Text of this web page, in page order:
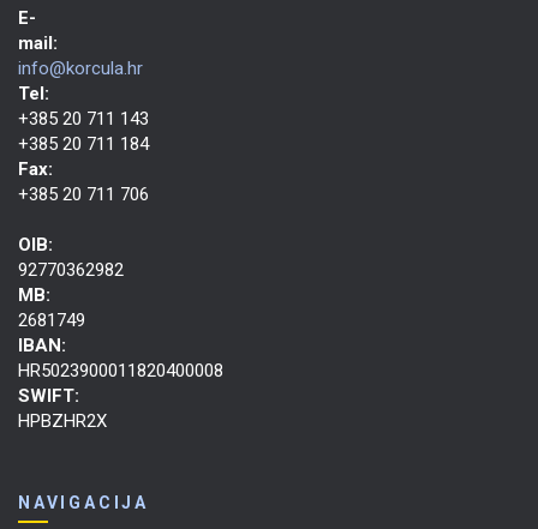
E-
mail:
info@korcula.hr
Tel:
+385 20 711 143
+385 20 711 184
Fax:
+385 20 711 706
OIB:
92770362982
MB:
2681749
IBAN:
HR5023900011820400008
SWIFT:
HPBZHR2X
NAVIGACIJA